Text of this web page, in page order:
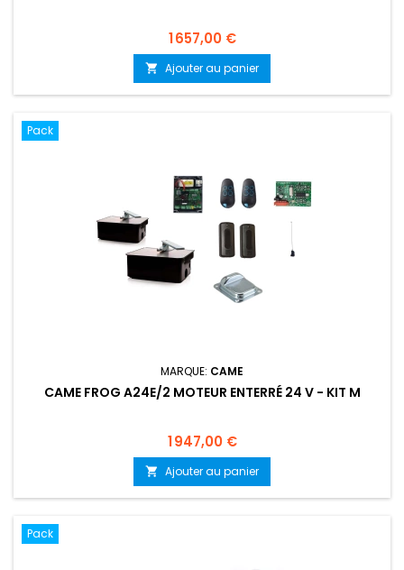
Prix
1 657,00 €
 Ajouter au panier
Pack
MARQUE: CAME
CAME FROG A24E/2 MOTEUR ENTERRÉ 24 V - KIT M
Prix
1 947,00 €
 Ajouter au panier
Pack